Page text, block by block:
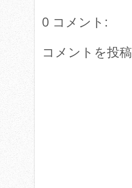
0 コメント:
コメントを投稿